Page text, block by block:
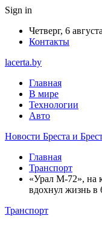
Sign in
Четверг, 6
Контакты
lacerta.by
Главная
В мире
Технологии
Авто
Новости Бреста и
Главная
Транспорт
«Урал М-72», на
вдохнул жизнь в
Транспорт